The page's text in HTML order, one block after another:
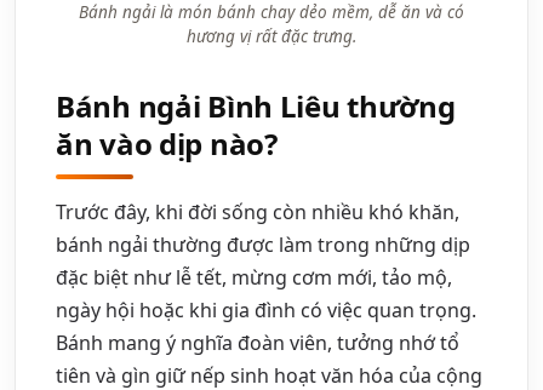
Bánh ngải là món bánh chay dẻo mềm, dễ ăn và có
hương vị rất đặc trưng.
Bánh ngải Bình Liêu thường
ăn vào dịp nào?
Trước đây, khi đời sống còn nhiều khó khăn,
bánh ngải thường được làm trong những dịp
đặc biệt như lễ tết, mừng cơm mới, tảo mộ,
ngày hội hoặc khi gia đình có việc quan trọng.
Bánh mang ý nghĩa đoàn viên, tưởng nhớ tổ
tiên và gìn giữ nếp sinh hoạt văn hóa của cộng